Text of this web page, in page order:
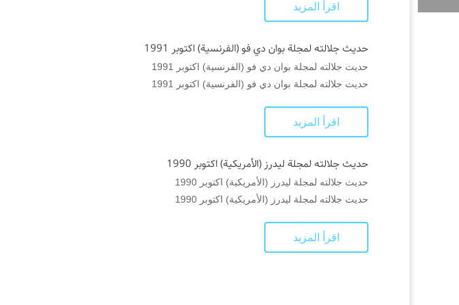
اقرأ المزيد
حديث جلالته لمجلة بوان دي فو (الفرنسية) اكتوبر 1991
حديث جلالته لمجلة بوان دي فو (الفرنسية) اكتوبر 1991
حديث جلالته لمجلة بوان دي فو (الفرنسية) اكتوبر 1991
اقرأ المزيد
حديث جلالته لمجلة ليدرز (الأمريكية) اكتوبر 1990
حديث جلالته لمجلة ليدرز (الأمريكية) اكتوبر 1990
حديث جلالته لمجلة ليدرز (الأمريكية) اكتوبر 1990
اقرأ المزيد